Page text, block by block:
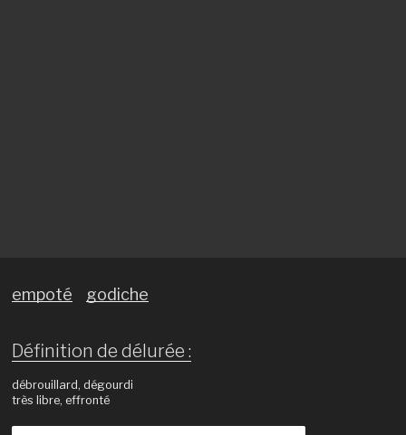
empoté godiche
Définition de délurée :
débrouillard, dégourdi
très libre, effronté